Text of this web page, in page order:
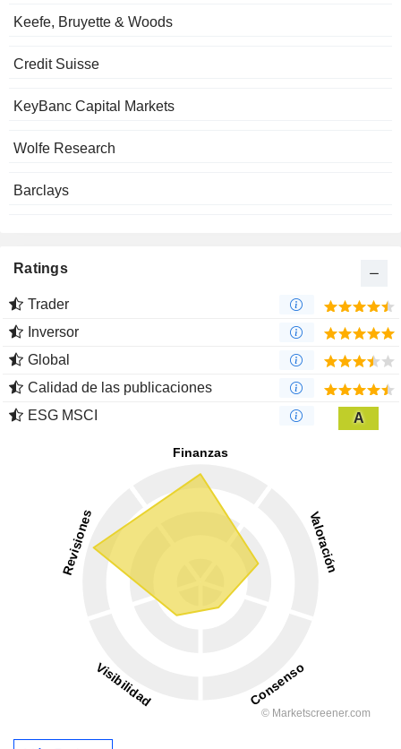
Keefe, Bruyette & Woods
Credit Suisse
KeyBanc Capital Markets
Wolfe Research
Barclays
Ratings
Trader
Inversor
Global
Calidad de las publicaciones
ESG MSCI
A